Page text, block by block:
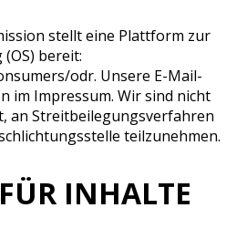
stellt eine Plattform zur
bereit:
odr. Unsere E-Mail-
im Impressum. Wir sind nicht
an Streitbeilegungsverfahren
teilzunehmen.
INHALTE